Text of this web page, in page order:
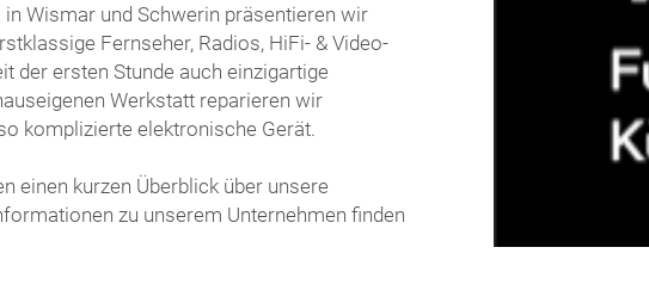
Wismar und Schwerin präsentieren wir
Fernseher, Radios, HiFi- & Video-
der ersten Stunde auch einzigartige
Werkstatt reparieren wir
komplizierte elektronische Gerät.
einen kurzen Überblick über unsere
zu unserem Unternehmen finden